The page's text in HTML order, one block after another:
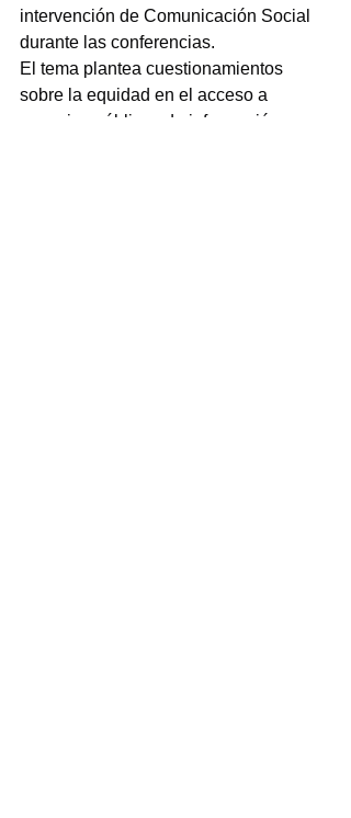
intervención de Comunicación Social
durante las conferencias.
El tema plantea cuestionamientos
sobre la equidad en el acceso a
espacios públicos de información